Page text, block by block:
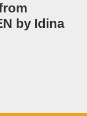
by Idina